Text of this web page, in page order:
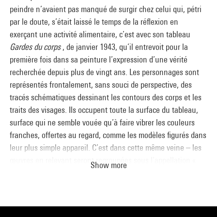
peindre n’avaient pas manqué de surgir chez celui qui, pétri
par le doute, s’était laissé le temps de la réflexion en
exerçant une activité alimentaire, c’est avec son tableau
Gardes du corps, de janvier 1943, qu’il entrevoit pour la
première fois dans sa peinture l’expression d’une vérité
recherchée depuis plus de vingt ans. Les personnages sont
représentés frontalement, sans souci de perspective, des
tracés schématiques dessinant les contours des corps et les
traits des visages. Ils occupent toute la surface du tableau,
surface qui ne semble vouée qu’à faire vibrer les couleurs
franches, offertes au regard, comme les modèles figurés dans
leur plus simple appareil. C’est dans cette même veine – les
œuvres en relevant seront regroupées sous l’appellation «
Show more